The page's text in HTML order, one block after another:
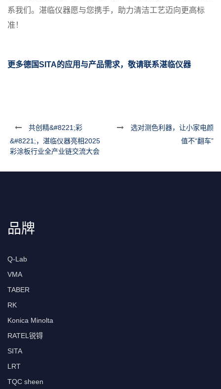
系我们。湛临仪器愿与您携手，助力清洁工艺迈向更高标
准！
更多德国SITA的应用与产品需求， 敬请联系湛临仪器
共创精&#8221;彩
&#8221;，湛临仪器亮相2025
彩涂板行业全产业链交流大会
选对测色利器，让小家电颜
值不“翻车”
品牌
Q-Lab
VMA
TABER
RK
Konica Minolta
RATEL锐锝
SITA
LRT
TQC sheen